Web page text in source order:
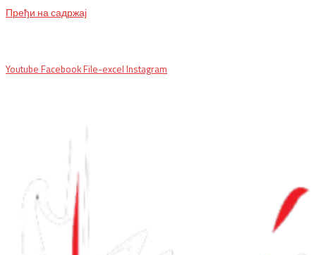
Пређи на садржај
Youtube Facebook File-excel Instagram